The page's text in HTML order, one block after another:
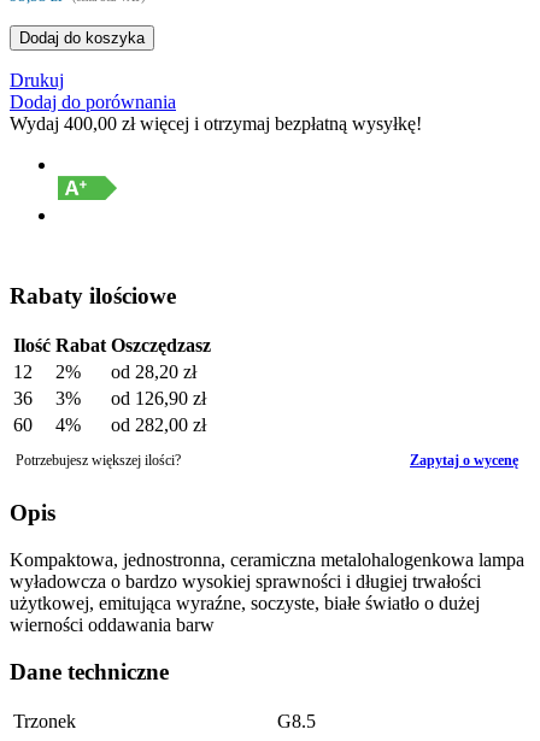
Dodaj do koszyka
Drukuj
Dodaj do porównania
Wydaj 400,00 złwięcej i otrzymaj bezpłatną wysyłkę!
Rabaty ilościowe
Ilość Rabat Oszczędzasz
12
2% od 28,20 zł
36
3% od 126,90 zł
60
4% od 282,00 zł
Potrzebujesz większej ilości? Zapytaj o wycenę
Opis
Kompaktowa, jednostronna, ceramiczna metalohalogenkowa lampa
wyładowcza o bardzo wysokiej sprawności i długiej trwałości
użytkowej, emitująca wyraźne, soczyste, białe światło o dużej
wierności oddawania barw
Dane techniczne
Trzonek
G8.5